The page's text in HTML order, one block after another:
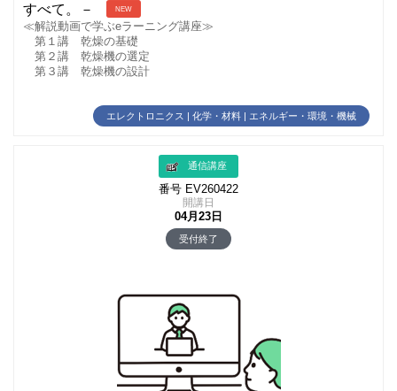
すべて。－
NEW
≪解説動画で学ぶeラーニング講座≫
第１講 乾燥の基礎
第２講 乾燥機の選定
第３講 乾燥機の設計
エレクトロニクス | 化学・材料 | エネルギー・環境・機械
通信講座
番号 EV260422
開講日
04月23日
受付終了